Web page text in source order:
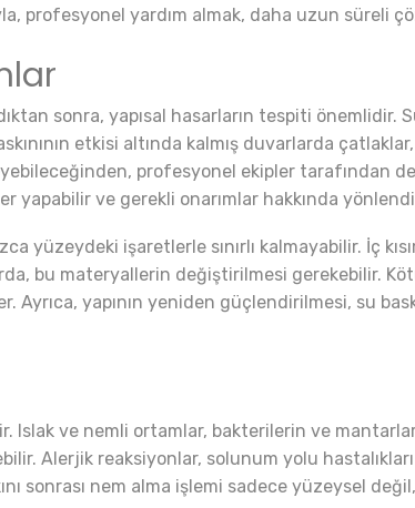
profesyonel yardım almak, daha uzun süreli
sonra, yapısal hasarların tespiti önemlidir.
etkisi altında kalmış duvarlarda
profesyonel ekipler tarafından
ve gerekli onarımlar hakkında
yüzeydeki işaretlerle sınırlı kalmayabilir. İç
bu materyallerin değiştirilmesi gerekebilir.
yapının yeniden güçlendirilmesi, su
Islak ve nemli ortamlar, bakterilerin ve
Alerjik reaksiyonlar, solunum yolu
sonrası nem alma işlemi sadece yüzeysel